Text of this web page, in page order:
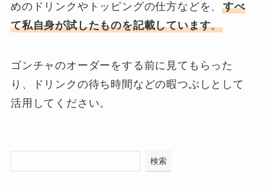
めのドリンクやトッピングの仕方などを、すべ
て私自身が試したものを記載しています。
ゴンチャのオーダーをする前に見てもらった
り、ドリンクの待ち時間などの暇つぶしとして
活用してください。
検索